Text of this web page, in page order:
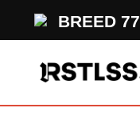
BREED 77